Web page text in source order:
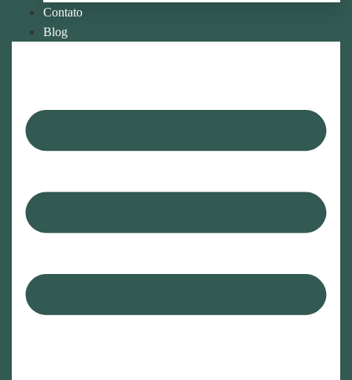
Contato
Blog